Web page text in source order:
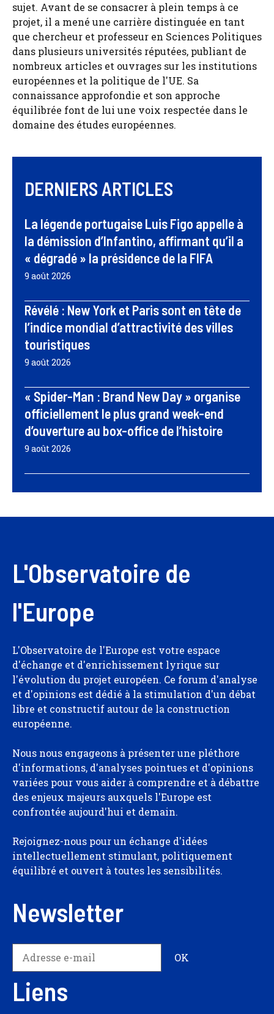
sujet. Avant de se consacrer à plein temps à ce
projet, il a mené une carrière distinguée en tant
que chercheur et professeur en Sciences Politiques
dans plusieurs universités réputées, publiant de
nombreux articles et ouvrages sur les institutions
européennes et la politique de l'UE. Sa
connaissance approfondie et son approche
équilibrée font de lui une voix respectée dans le
domaine des études européennes.
DERNIERS ARTICLES
La légende portugaise Luis Figo appelle à
la démission d’Infantino, affirmant qu’il a
« dégradé » la présidence de la FIFA
9 août 2026
Révélé : New York et Paris sont en tête de
l’indice mondial d’attractivité des villes
touristiques
9 août 2026
« Spider-Man : Brand New Day » organise
officiellement le plus grand week-end
d’ouverture au box-office de l’histoire
9 août 2026
L'Observatoire de
l'Europe
L'Observatoire de l'Europe est votre espace
d'échange et d'enrichissement lyrique sur
l'évolution du projet européen. Ce forum d'analyse
et d'opinions est dédié à la stimulation d'un débat
libre et constructif autour de la construction
européenne.
Nous nous engageons à présenter une pléthore
d'informations, d'analyses pointues et d'opinions
variées pour vous aider à comprendre et à débattre
des enjeux majeurs auxquels l'Europe est
confrontée aujourd'hui et demain.
Rejoignez-nous pour un échange d'idées
intellectuellement stimulant, politiquement
équilibré et ouvert à toutes les sensibilités.
Newsletter
Liens